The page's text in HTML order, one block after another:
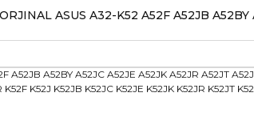
ORJINAL ASUS A32-K52 A52F A52JB